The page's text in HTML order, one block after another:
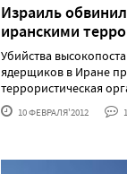
Израиль
иранскими
Убийства
ядерщиков в Иране
террористическая
10 ФЕВРАЛЯ'2012 1